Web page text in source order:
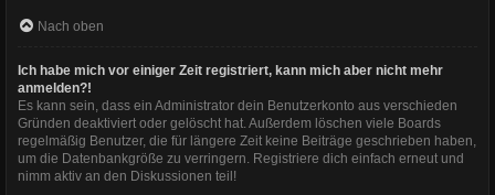
Nach oben
Ich habe mich vor einiger Zeit registriert, kann mich aber nicht mehr
anmelden?!
Es kann sein, dass ein Administrator dein Benutzerkonto aus verschieden
Gründen deaktiviert oder gelöscht hat. Außerdem löschen viele Boards
regelmäßig Benutzer, die für längere Zeit keine Beiträge geschrieben haben,
um die Datenbankgröße zu verringern. Registriere dich einfach erneut und
nimm aktiv an den Diskussionen teil!